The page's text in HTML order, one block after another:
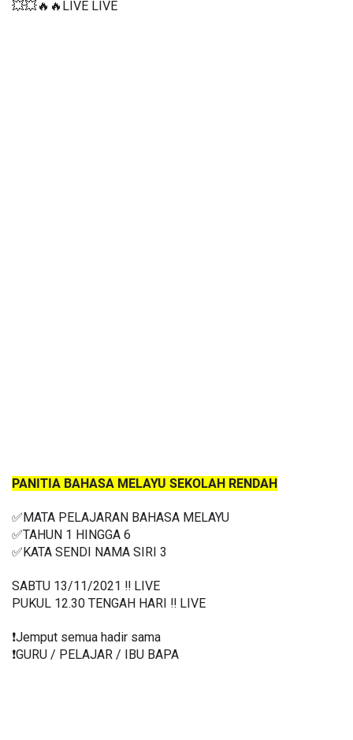
💥💥🔥🔥LIVE LIVE
PANITIA BAHASA MELAYU SEKOLAH RENDAH
✅MATA PELAJARAN BAHASA MELAYU
✅TAHUN 1 HINGGA 6
✅KATA SENDI NAMA SIRI 3
SABTU 13/11/2021 ‼️ LIVE
PUKUL 12.30 TENGAH HARI ‼️ LIVE
❗️Jemput semua hadir sama
❗️GURU / PELAJAR / IBU BAPA